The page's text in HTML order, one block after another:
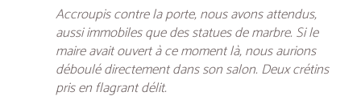
Accroupis contre la porte, nous avons attendus,
aussi immobiles que des statues de marbre. Si le
maire avait ouvert à ce moment là, nous aurions
déboulé directement dans son salon. Deux crétins
pris en flagrant délit.